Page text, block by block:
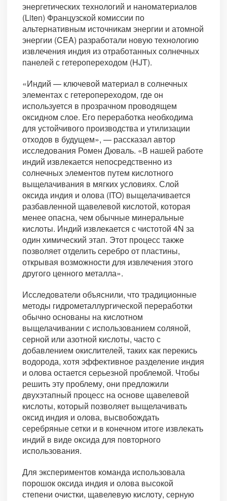
энергетических технологий и наноматериалов
(Liten) Французской комиссии по
альтернативным источникам энергии и атомной
энергии (CEA) разработали новую технологию
извлечения индия из отработанных солнечных
панелей с гетеропереходом (HJT).
«Индий — ключевой материал в солнечных
элементах с гетеропереходом, где он
используется в прозрачном проводящем
оксидном слое. Его переработка необходима
для устойчивого производства и утилизации
отходов в будущем», — рассказал автор
исследования Ромен Дюваль. «В нашей работе
индий извлекается непосредственно из
солнечных элементов путем кислотного
выщелачивания в мягких условиях. Слой
оксида индия и олова (ITO) выщелачивается
разбавленной щавелевой кислотой, которая
менее опасна, чем обычные минеральные
кислоты. Индий извлекается с чистотой 4N за
один химический этап. Этот процесс также
позволяет отделить серебро от пластины,
открывая возможности для извлечения этого
другого ценного металла».
Исследователи объяснили, что традиционные
методы гидрометаллургической переработки
обычно основаны на кислотном
выщелачивании с использованием соляной,
серной или азотной кислоты, часто с
добавлением окислителей, таких как перекись
водорода, хотя эффективное разделение индия
и олова остается серьезной проблемой. Чтобы
решить эту проблему, они предложили
двухэтапный процесс на основе щавелевой
кислоты, который позволяет выщелачивать
оксид индия и олова, высвобождать
серебряные сетки и в конечном итоге извлекать
индий в виде оксида для повторного
использования.
Для экспериментов команда использовала
порошок оксида индия и олова высокой
степени очистки, щавелевую кислоту, серную